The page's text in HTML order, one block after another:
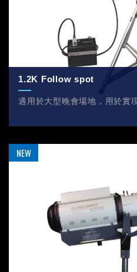
1.2K Follow spot
適用於大型晚會場地，用於實